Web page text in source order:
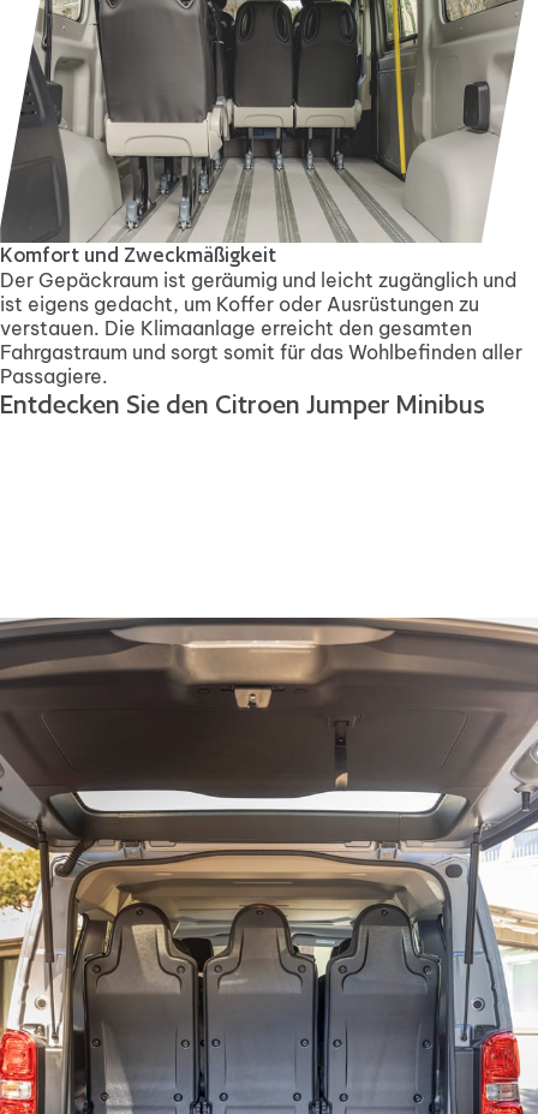
Komfort und Zweckmäßigkeit
Der Gepäckraum ist geräumig und leicht zugänglich und
ist eigens gedacht, um Koffer oder Ausrüstungen zu
verstauen. Die Klimaanlage erreicht den gesamten
Fahrgastraum und sorgt somit für das Wohlbefinden aller
Passagiere.
Entdecken Sie den Citroen Jumper Minibus